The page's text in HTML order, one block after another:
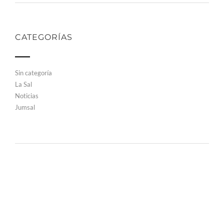
CATEGORÍAS
Sin categoría
La Sal
Noticias
Jumsal